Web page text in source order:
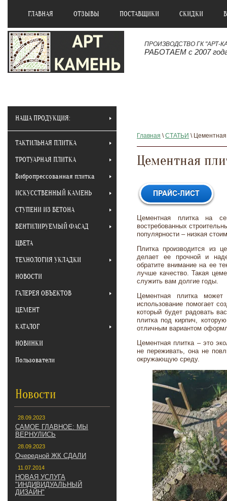
ГЛАВНАЯ ОТЗЫВЫ ПОСТАВЩИКИ СКИДКИ
ПРОИЗВОДСТВО ГК "АРТ-
РАБОТАЕМ с 2007
НАША ПРОДУКЦИЯ:
ТАКТИЛЬНАЯ ПЛИТКА
ТРОТУАРНАЯ ПЛИТКА
Вибропрессованная плитка
ИСКУССТВЕННЫЙ КАМЕНЬ
СТУПЕНИ ИЗ БЕТОНА
ВЕНТИЛИРУЕМЫЙ ФАСАД
ЦВЕТА
ТЕХНОЛОГИЯ УКЛАДКИ
НОВОСТИ
ГАЛЕРЕЯ ОБЪЕКТОВ
ЦЕМЕНТ
КАТАЛОГ
НОВИНКИ
Пользователи
Новости
28.09.2023
САМОЕ ГЛАВНОЕ: МЫ
ВЕРНУЛИСЬ
28.09.2023
Очередной ЖК СДАЛИ
11.07.2014
НОВАЯ УСЛУГА
"ИНДИВИДУАЛЬНЫЙ
ДИЗАЙН"
Главная \СТАТЬИ \ Цементная
Цементная
Цементная плитка на
востребованных
популярности – низкая
Плитка производится из
делает ее прочной и
обратите внимание на ее
лучше качество. Такая
служить вам долгие годы.
Цементная плитка
использование помогает
который будет радовать
плитка под кирпич,
отличным вариантом
Цементная плитка – это
не переживать, она не
окружающую среду.